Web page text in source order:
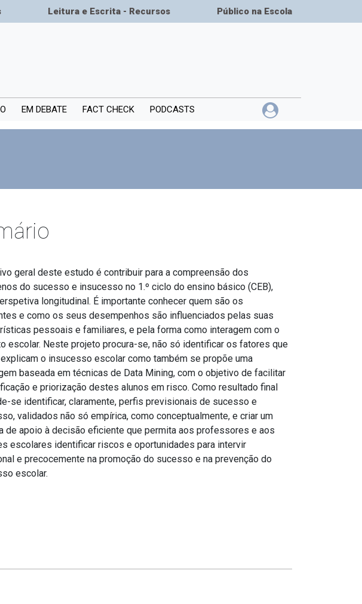
Leitura e Escrita - Recursos Público na Escola
EM DEBATE FACT CHECK PODCASTS
geral deste estudo é contribuir para a compreensão dos
do sucesso e insucesso no 1.º ciclo do ensino básico (CEB),
longitudinal. É importante conhecer quem são os
e como os seus desempenhos são influenciados pelas suas
pessoais e familiares, e pela forma como interagem com o
escolar. Neste projeto procura-se, não só identificar os fatores que
o insucesso escolar como também se propõe uma
baseada em técnicas de Data Mining, com o objetivo de facilitar
e priorização destes alunos em risco. Como resultado final
se identificar, claramente, perfis previsionais de sucesso e
validados não só empírica, como conceptualmente, e criar um
de apoio à decisão eficiente que permita aos professores e aos
escolares identificar riscos e oportunidades para intervir
e precocemente na promoção do sucesso e na prevenção do
escolar.